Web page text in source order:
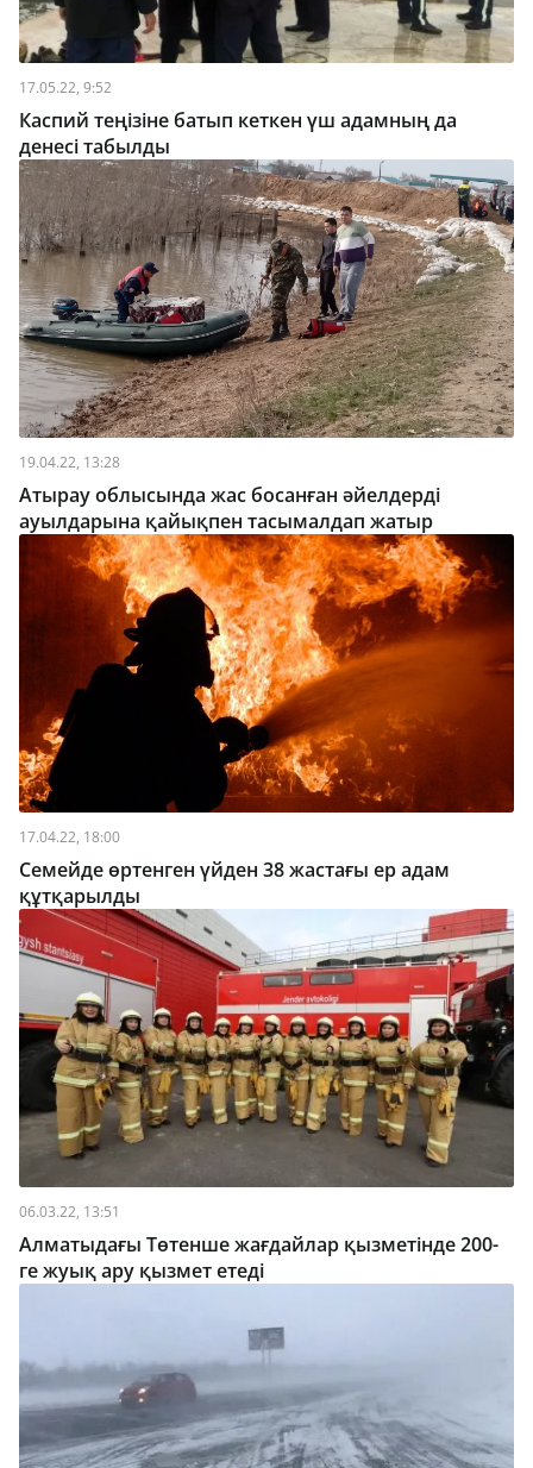
17.05.22, 9:52
Каспий теңізіне батып кеткен үш адамның да
денесі табылды
19.04.22, 13:28
Атырау облысында жас босанған әйелдерді
ауылдарына қайықпен тасымалдап жатыр
17.04.22, 18:00
Семейде өртенген үйден 38 жастағы ер адам
құтқарылды
06.03.22, 13:51
Алматыдағы Төтенше жағдайлар қызметінде 200-
ге жуық ару қызмет етеді